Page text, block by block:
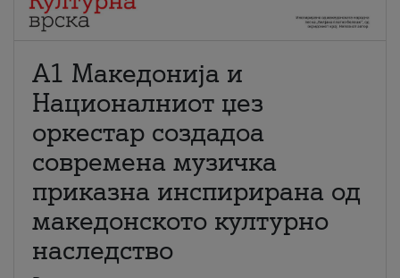
А1 Македонија и
Националниот џез
оркестар создадоа
современа музичка
приказна инспирирана од
македонското културно
наследство